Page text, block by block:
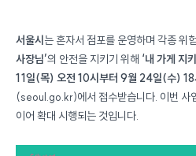
스마트서울뷰 -
서울시는 혼자서 점포를 운영하며 각종 위
사장님’의 안전을 지키기 위해 ‘내 가게 지
11일(목) 오전 10시부터 9월 24일(수) 18
(seoul.go.kr)에서 접수받습니다. 이번 사
이어 확대 시행되는 것입니다.